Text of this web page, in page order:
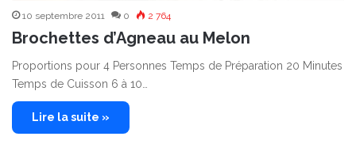
10 septembre 2011 0 2 764
Brochettes d’Agneau au Melon
Proportions pour 4 Personnes Temps de Préparation 20 Minutes
Temps de Cuisson 6 à 10…
Lire la suite »